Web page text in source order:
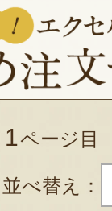
1ページ目
並べ替え：